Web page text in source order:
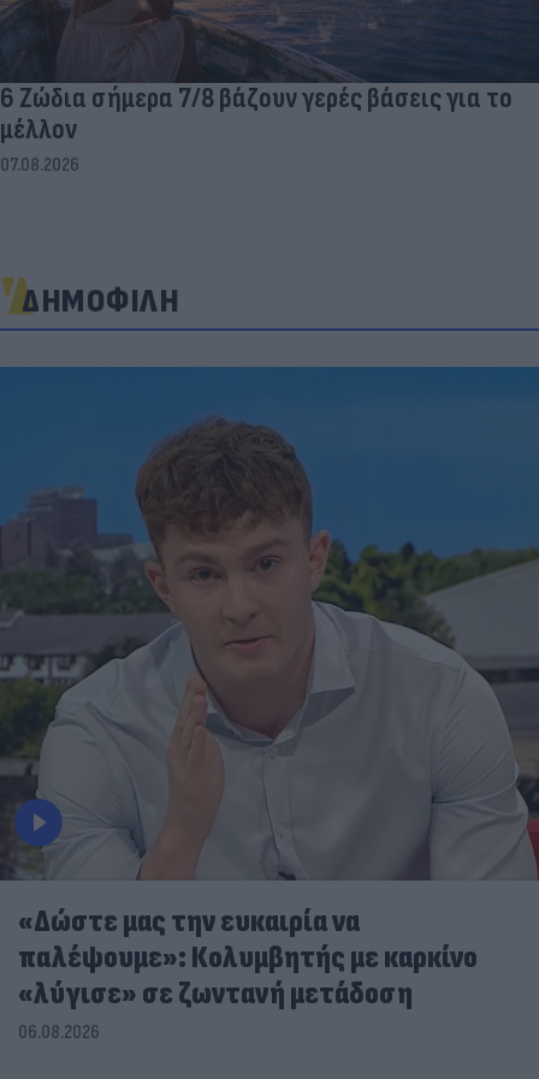
6 Ζώδια σήμερα 7/8 βάζουν γερές βάσεις για το
μέλλον
07.08.2026
ΔΗΜΟΦΙΛΗ
«Δώστε μας την ευκαιρία να
παλέψουμε»: Κολυμβητής με καρκίνο
«λύγισε» σε ζωντανή μετάδοση
06.08.2026